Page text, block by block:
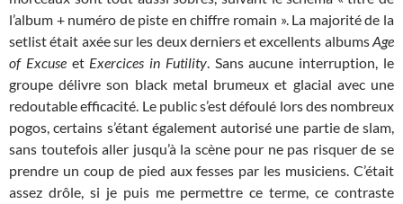
l’album + numéro de piste en chiffre romain ». La majorité de la
setlist était axée sur les deux derniers et excellents albumsAge
of Excuseet Exercices in Futility. Sans aucune interruption, le
groupe délivre son black metal brumeux et glacial avec une
redoutable efficacité. Le public s’est défoulé lors des nombreux
pogos, certains s’étant également autorisé une partie de slam,
sans toutefois aller jusqu’à la scène pour ne pas risquer de se
prendre un coup de pied aux fesses par les musiciens. C’était
assez drôle, si je puis me permettre ce terme, ce contraste